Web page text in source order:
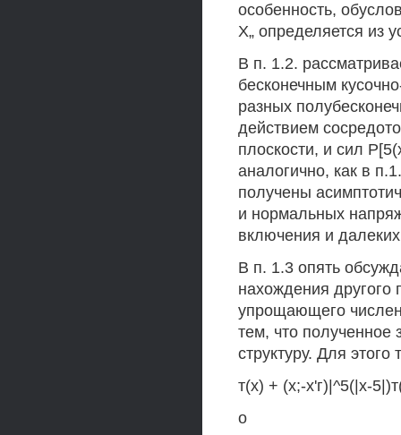
особенность,
Х„ определяется из
В п. 1.2.
бесконечным
разных
действием
плоскости, и сил
аналогично, как в
получены
и нормальных
включения и далеких
В п. 1.3 опять
нахождения другого
упрощающего
тем, что полученное
структуру. Для
т(х) + (х;-х'г)|^5(|х-
о